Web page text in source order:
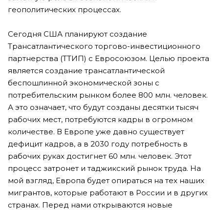
геополитических процессах.
Сегодня США планируют создание
Трансатлантического торгово-инвестиционного
партнерства (ТТИП) с Евросоюзом. Целью проекта
является создание трансатлантической
беспошлинной экономической зоны с
потребительским рынком более 800 млн. человек.
А это означает, что будут созданы десятки тысяч
рабочих мест, потребуются кадры в огромном
количестве. В Европе уже давно существует
дефицит кадров, а в 2030 году потребность в
рабочих руках достигнет 60 млн. человек. Этот
процесс затронет и таджикский рынок труда. На
мой взгляд, Европа будет опираться на тех наших
мигрантов, которые работают в России и в других
странах. Перед нами открываются новые